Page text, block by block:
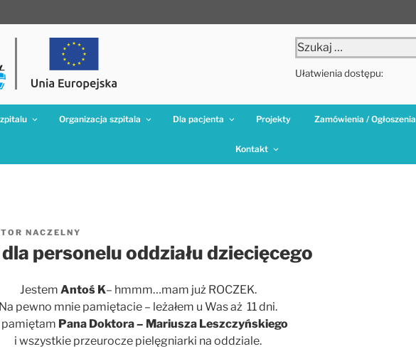
Szukaj:
Ułatwienia dostępu:
Organizacja szpitala Dla pacjenta Projekty Zamówienia / Ogłoszenia
Kontakt
NACZELNY
personelu oddziału dziecięcego
Jestem Antoś K– hmmm…mam już ROCZEK.
Na pewno mnie pamiętacie – leżałem u Was aż 11 dni.
pamiętam Pana Doktora – Mariusza Leszczyńskiego
i wszystkie przeurocze pielęgniarki na oddziale.